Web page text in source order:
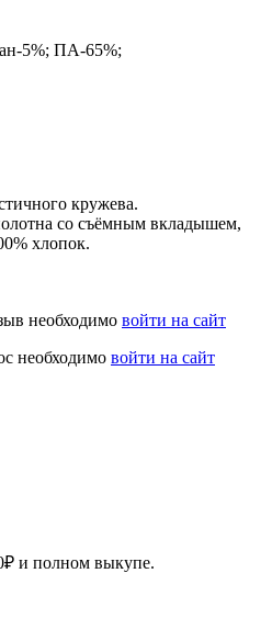
5%; ПА-65%;
кружева.
со съёмным вкладышем,
хлопок.
необходимо войти на сайт
необходимо войти на сайт
и полном выкупе.